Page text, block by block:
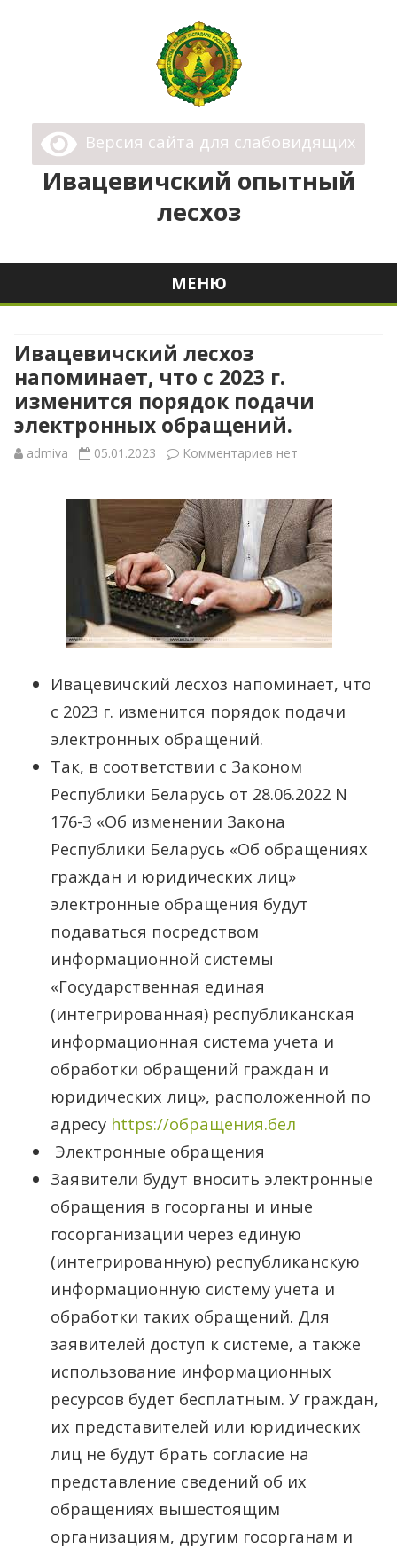
Ивацевичский опытный лесхоз
Государственное Опытное Лесохозяйственное
Учреждение "Ивацевичский опытный лесхоз"
Версия сайта для слабовидящих
Ивацевичский опытный
лесхоз
МЕНЮ
Перейти
содержимому
Ивацевичский лесхоз
напоминает, что с 2023 г.
изменится порядок подачи
электронных обращений.
admiva 05.01.2023 Комментариев к
Ивацевичский
лесхоз
напоминает,
что
с
порядок
подачи
электронных
обращений.
нет
Ивацевичский лесхоз напоминает, что
с 2023 г. изменится порядок подачи
электронных обращений.
Так, в соответствии с Законом
Республики Беларусь от 28.06.2022 N
176-З «Об изменении Закона
Республики Беларусь «Об обращениях
граждан и юридических лиц»
электронные обращения будут
подаваться посредством
информационной системы
«Государственная единая
(интегрированная) республиканская
информационная система учета и
обработки обращений граждан и
юридических лиц», расположенной по
адресу https://обращения.бел
Электронные обращения
Заявители будут вносить электронные
обращения в госорганы и иные
госорганизации через единую
(интегрированную) республиканскую
информационную систему учета и
обработки таких обращений. Для
заявителей доступ к системе, а также
использование информационных
ресурсов будет бесплатным. У граждан,
их представителей или юридических
лиц не будут брать согласие на
представление сведений об их
обращениях вышестоящим
организациям, другим госорганам и